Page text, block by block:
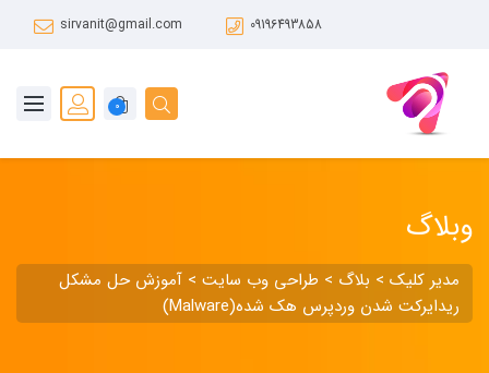
09196493858
sirvanit@gmail.com
0
وبلاگ
مدیر کلیک > بلاگ > طراحی وب سایت > آموزش حل مشکل
ریدایرکت شدن وردپرس هک شده(Malware)